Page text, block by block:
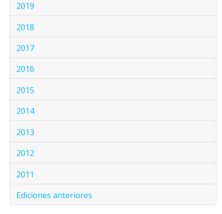
2019
2018
2017
2016
2015
2014
2013
2012
2011
Ediciones anteriores